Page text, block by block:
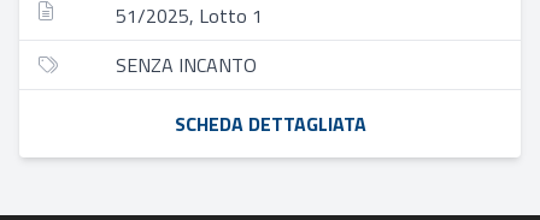
51/2025, Lotto 1
SENZA INCANTO
SCHEDA DETTAGLIATA